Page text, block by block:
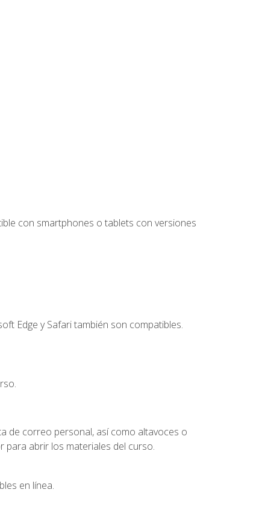
con smartphones o tablets con versiones
Edge y Safari también son compatibles.
de correo personal, así como altavoces o
para abrir los materiales del curso.
en línea.